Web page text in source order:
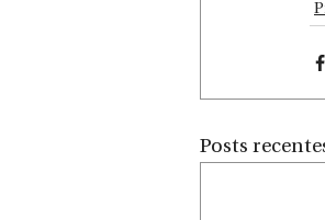
Posts